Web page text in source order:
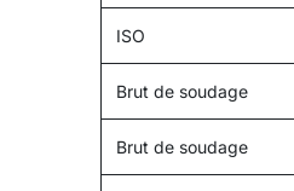
ISO
Brut de soudage
Brut de soudage